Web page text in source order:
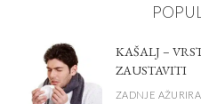
KAŠALJ –
ZAUSTAVITI
ZADNJE